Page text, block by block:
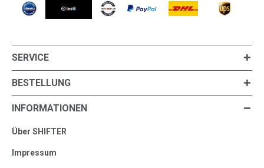
SERVICE
BESTELLUNG
INFORMATIONEN
Über SHIFTER
Impressum